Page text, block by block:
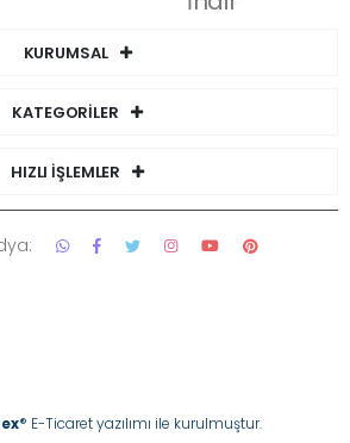
KURUMSAL
KATEGORİLER
HIZLI İŞLEMLER
® E-Ticaret yazılımı ile kurulmuştur.